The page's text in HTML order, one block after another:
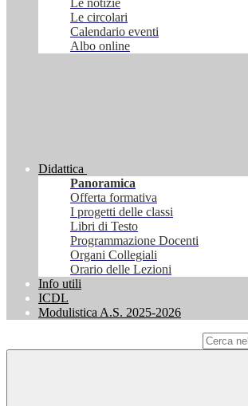
Le notizie
Le circolari
Calendario eventi
Albo online
Didattica
Panoramica
Offerta formativa
I progetti delle classi
Libri di Testo
Programmazione Docenti
Organi Collegiali
Orario delle Lezioni
Info utili
ICDL
Modulistica A.S. 2025-2026